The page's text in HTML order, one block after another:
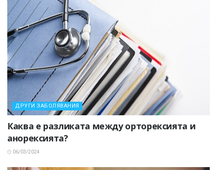
ДРУГИ ЗАБОЛЯВАНИЯ
Каква е разликата между орторексията и
анорексията?
06/03/2024